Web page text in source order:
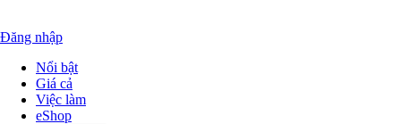
Đăng nhập
Nổi bật
Giá cả
Việc làm
eShop